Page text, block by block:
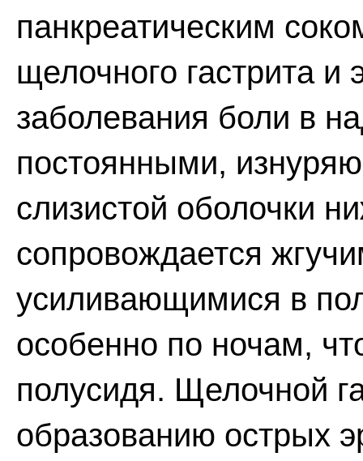
панкреатическим
щелочного гастрита и
заболевания боли в
постоянными,
слизистой оболочки
сопровождается
усиливающимися в
особенно по ночам,
полусидя. Щелочной
образованию острых